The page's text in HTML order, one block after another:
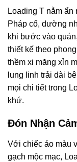
Loading T nằm ẩn
Pháp cổ, dường
khi bước vào
thiết kế theo
thềm xi măng xỉn
lung linh trải dài
mọi chi tiết trong
khứ.
Đón Nhận
Với chiếc áo màu
gạch mộc mạc,